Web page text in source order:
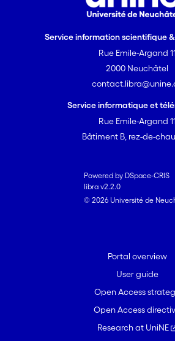
Service information scientifique
Rue Emile-Argand 11
2000 Neuchâtel
Service informatique et
Rue Emile-Argand 11
Bâtiment B, rez-de-
Powered by DSpace-CRIS
libra v2.2.0
© 2026 Université de
Portal overview
User guide
Open Access
Open Access
Research at UniNE